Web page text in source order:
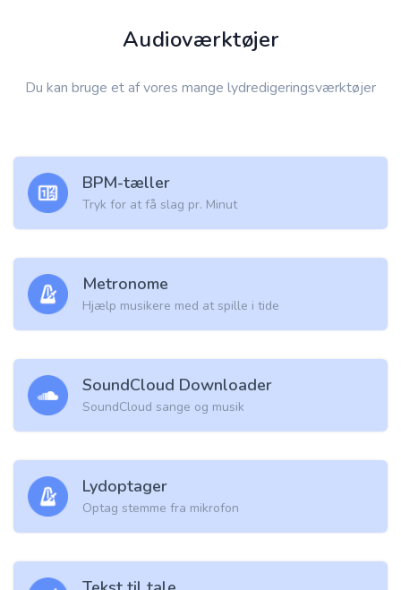
Audioværktøjer
Du kan bruge et af vores mange lydredigeringsværktøjer
BPM-tæller
Tryk for at få slag pr. Minut
Metronome
Hjælp musikere med at spille i tide
SoundCloud Downloader
SoundCloud sange og musik
Lydoptager
Optag stemme fra mikrofon